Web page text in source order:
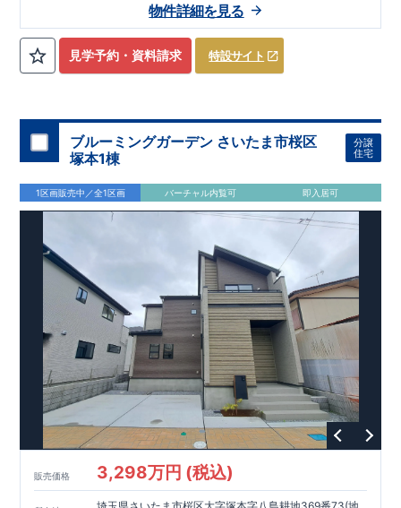
たりに恵まれた立地。
あり、
採光・通風・プライバシー性にも配慮した敷地計画で
す。
加須 徒歩13分
間取りのポイント
■ 1
号棟 LDK約19.5 帖 のゆとりあるリビング
​陽当たりよく開放
感があります。
■共通
・主寝室は将来仕切れる可変型プラン ・2階洋室2部屋にウォー
クインクローゼット設置
太陽光発電（フラットプラン）採用 月額サービス料
ホテルライクで実用的な洗面空間 （オープンサニタリーirodori
詳細ページへ）
家計にやさしい住宅性能
長期優良住宅 住宅ローン控除額の優遇、 固定資産税の減額期間
延長など 税制面でのメリットが受けられます。
耐震等級 ３ ＋制震ダンパー 建築基準法の1.5倍の耐震性。 地震保
険の割引（最大50％）対象です。
現地のご案内・資料請求 受付中​ ​■完成済みにつき、​実際の
建物・設備・間取りを​ 現地にてご確認いただけます。 ​
TEL
0120-44-1081
（9:30 18:30／火水曜休み）
スマートフォンで見やすい特設サイトはこちら
見学予約・資料請求 特設サイト
物件詳細を見る
ブルーミングガーデン さいたま市桜区
塚本1棟
分譲
住宅
1区画販売中／全1区画 バーチャル内覧可 即入居可
販売価格 3,298万円 (税込)